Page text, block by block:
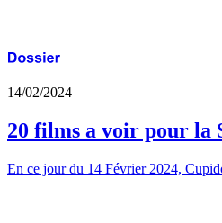
14/02/2024
20 films a voir pour la
En ce jour du 14 Février 2024,